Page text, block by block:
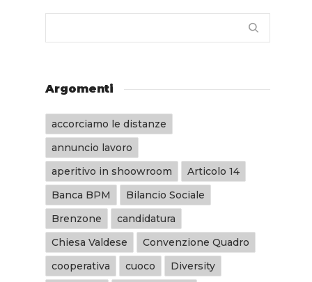
Argomenti
accorciamo le distanze
annuncio lavoro
aperitivo in shoowroom
Articolo 14
Banca BPM
Bilancio Sociale
Brenzone
candidatura
Chiesa Valdese
Convenzione Quadro
cooperativa
cuoco
Diversity